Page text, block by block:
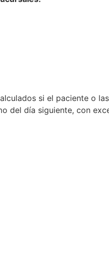
si el paciente o
del día siguiente, con